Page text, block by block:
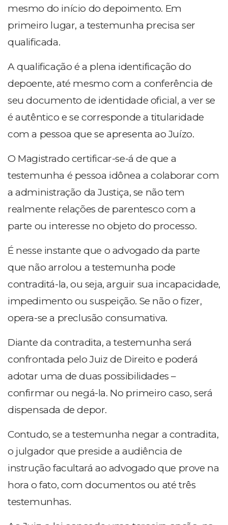
mesmo do início do depoimento. Em
primeiro lugar, a testemunha precisa ser
qualificada.
A qualificação é a plena identificação do
depoente, até mesmo com a conferência de
seu documento de identidade oficial, a ver se
é autêntico e se corresponde a titularidade
com a pessoa que se apresenta ao Juízo.
O Magistrado certificar-se-á de que a
testemunha é pessoa idônea a colaborar com
a administração da Justiça, se não tem
realmente relações de parentesco com a
parte ou interesse no objeto do processo.
É nesse instante que o advogado da parte
que não arrolou a testemunha pode
contraditá-la, ou seja, arguir sua incapacidade,
impedimento ou suspeição. Se não o fizer,
opera-se a preclusão consumativa.
Diante da contradita, a testemunha será
confrontada pelo Juiz de Direito e poderá
adotar uma de duas possibilidades –
confirmar ou negá-la. No primeiro caso, será
dispensada de depor.
Contudo, se a testemunha negar a contradita,
o julgador que preside a audiência de
instrução facultará ao advogado que prove na
hora o fato, com documentos ou até três
testemunhas.